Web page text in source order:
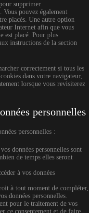
supprimer
Vous pouvez également
placés. Une autre option
Internet afin que vous
est placé. Pour plus
instructions de la section
correctement si tous les
dans votre navigateur,
lorsque vous revisiterez
personnelles
personnelles :
données personnelles sont
de temps elles seront
à vos données
à tout moment de compléter,
données personnelles.
pour le traitement de vos
ce consentement et de faire